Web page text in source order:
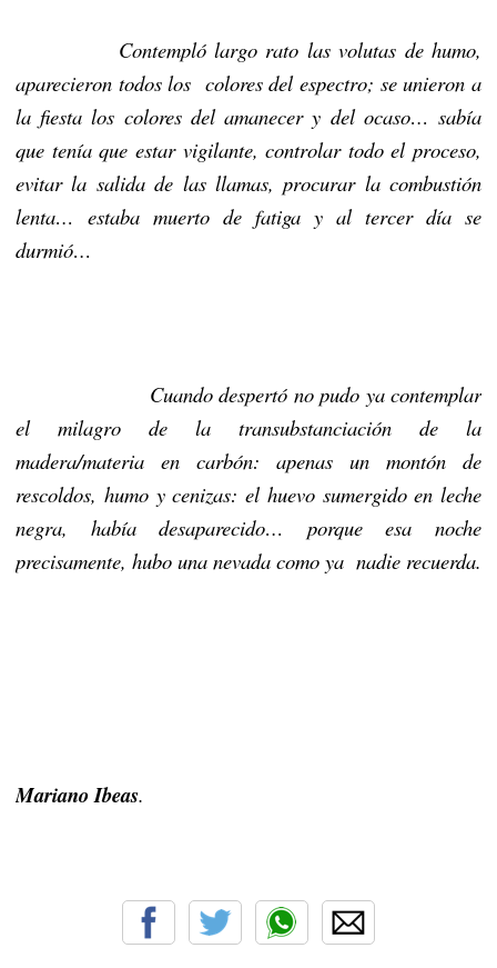
Contempló largo rato las volutas de humo,
aparecieron todos los colores del espectro; se unieron a
la fiesta los colores del amanecer y del ocaso… sabía
que tenía que estar vigilante, controlar todo el proceso,
evitar la salida de las llamas, procurar la combustión
lenta… estaba muerto de fatiga y al tercer día se
durmió…
Cuando despertó no pudo ya contemplar
el milagro de la transubstanciación de la
madera/materia en carbón: apenas un montón de
rescoldos, humo y cenizas: el huevo sumergido en leche
negra, había desaparecido… porque esa noche
precisamente, hubo una nevada como ya nadie recuerda.
Mariano Ibeas.